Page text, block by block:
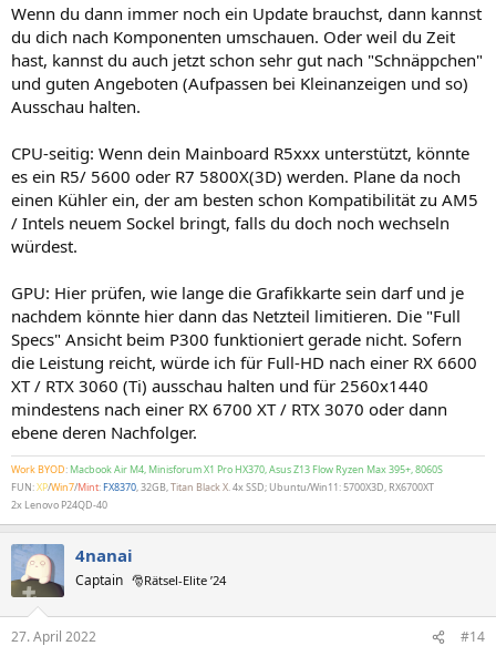
Wenn du dann immer noch ein Update brauchst, dann kannst
du dich nach Komponenten umschauen. Oder weil du Zeit
hast, kannst du auch jetzt schon sehr gut nach "Schnäppchen"
und guten Angeboten (Aufpassen bei Kleinanzeigen und so)
Ausschau halten.
CPU-seitig: Wenn dein Mainboard R5xxx unterstützt, könnte
es ein R5/ 5600 oder R7 5800X(3D) werden. Plane da noch
einen Kühler ein, der am besten schon Kompatibilität zu AM5
/ Intels neuem Sockel bringt, falls du doch noch wechseln
würdest.
GPU: Hier prüfen, wie lange die Grafikkarte sein darf und je
nachdem könnte hier dann das Netzteil limitieren. Die "Full
Specs" Ansicht beim P300 funktioniert gerade nicht. Sofern
die Leistung reicht, würde ich für Full-HD nach einer RX 6600
XT / RTX 3060 (Ti) ausschau halten und für 2560x1440
mindestens nach einer RX 6700 XT / RTX 3070 oder dann
ebene deren Nachfolger.
Work BYOD: Macbook Air M4, Minisforum X1 Pro HX370, Asus Z13 Flow Ryzen Max 395+, 8060S
FUN:XP/Win7/Mint:FX8370 , 32GB, Titan Black X . 4x SSD; Ubuntu/Win11: 5700X3D, RX6700XT
2x Lenovo P24QD-40
4nanai
Captain 🎅Rätsel-Elite ’24
27. April 2022 #14